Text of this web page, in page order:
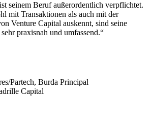
seinem Beruf außerordentlich verpflichtet.
mit Transaktionen als auch mit der
Venture Capital auskennt, sind seine
praxisnah und umfassend.“
Partech, Burda Principal
Capital